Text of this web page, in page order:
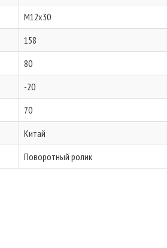
М12х30
158
80
-20
70
Китай
Поворотный ролик